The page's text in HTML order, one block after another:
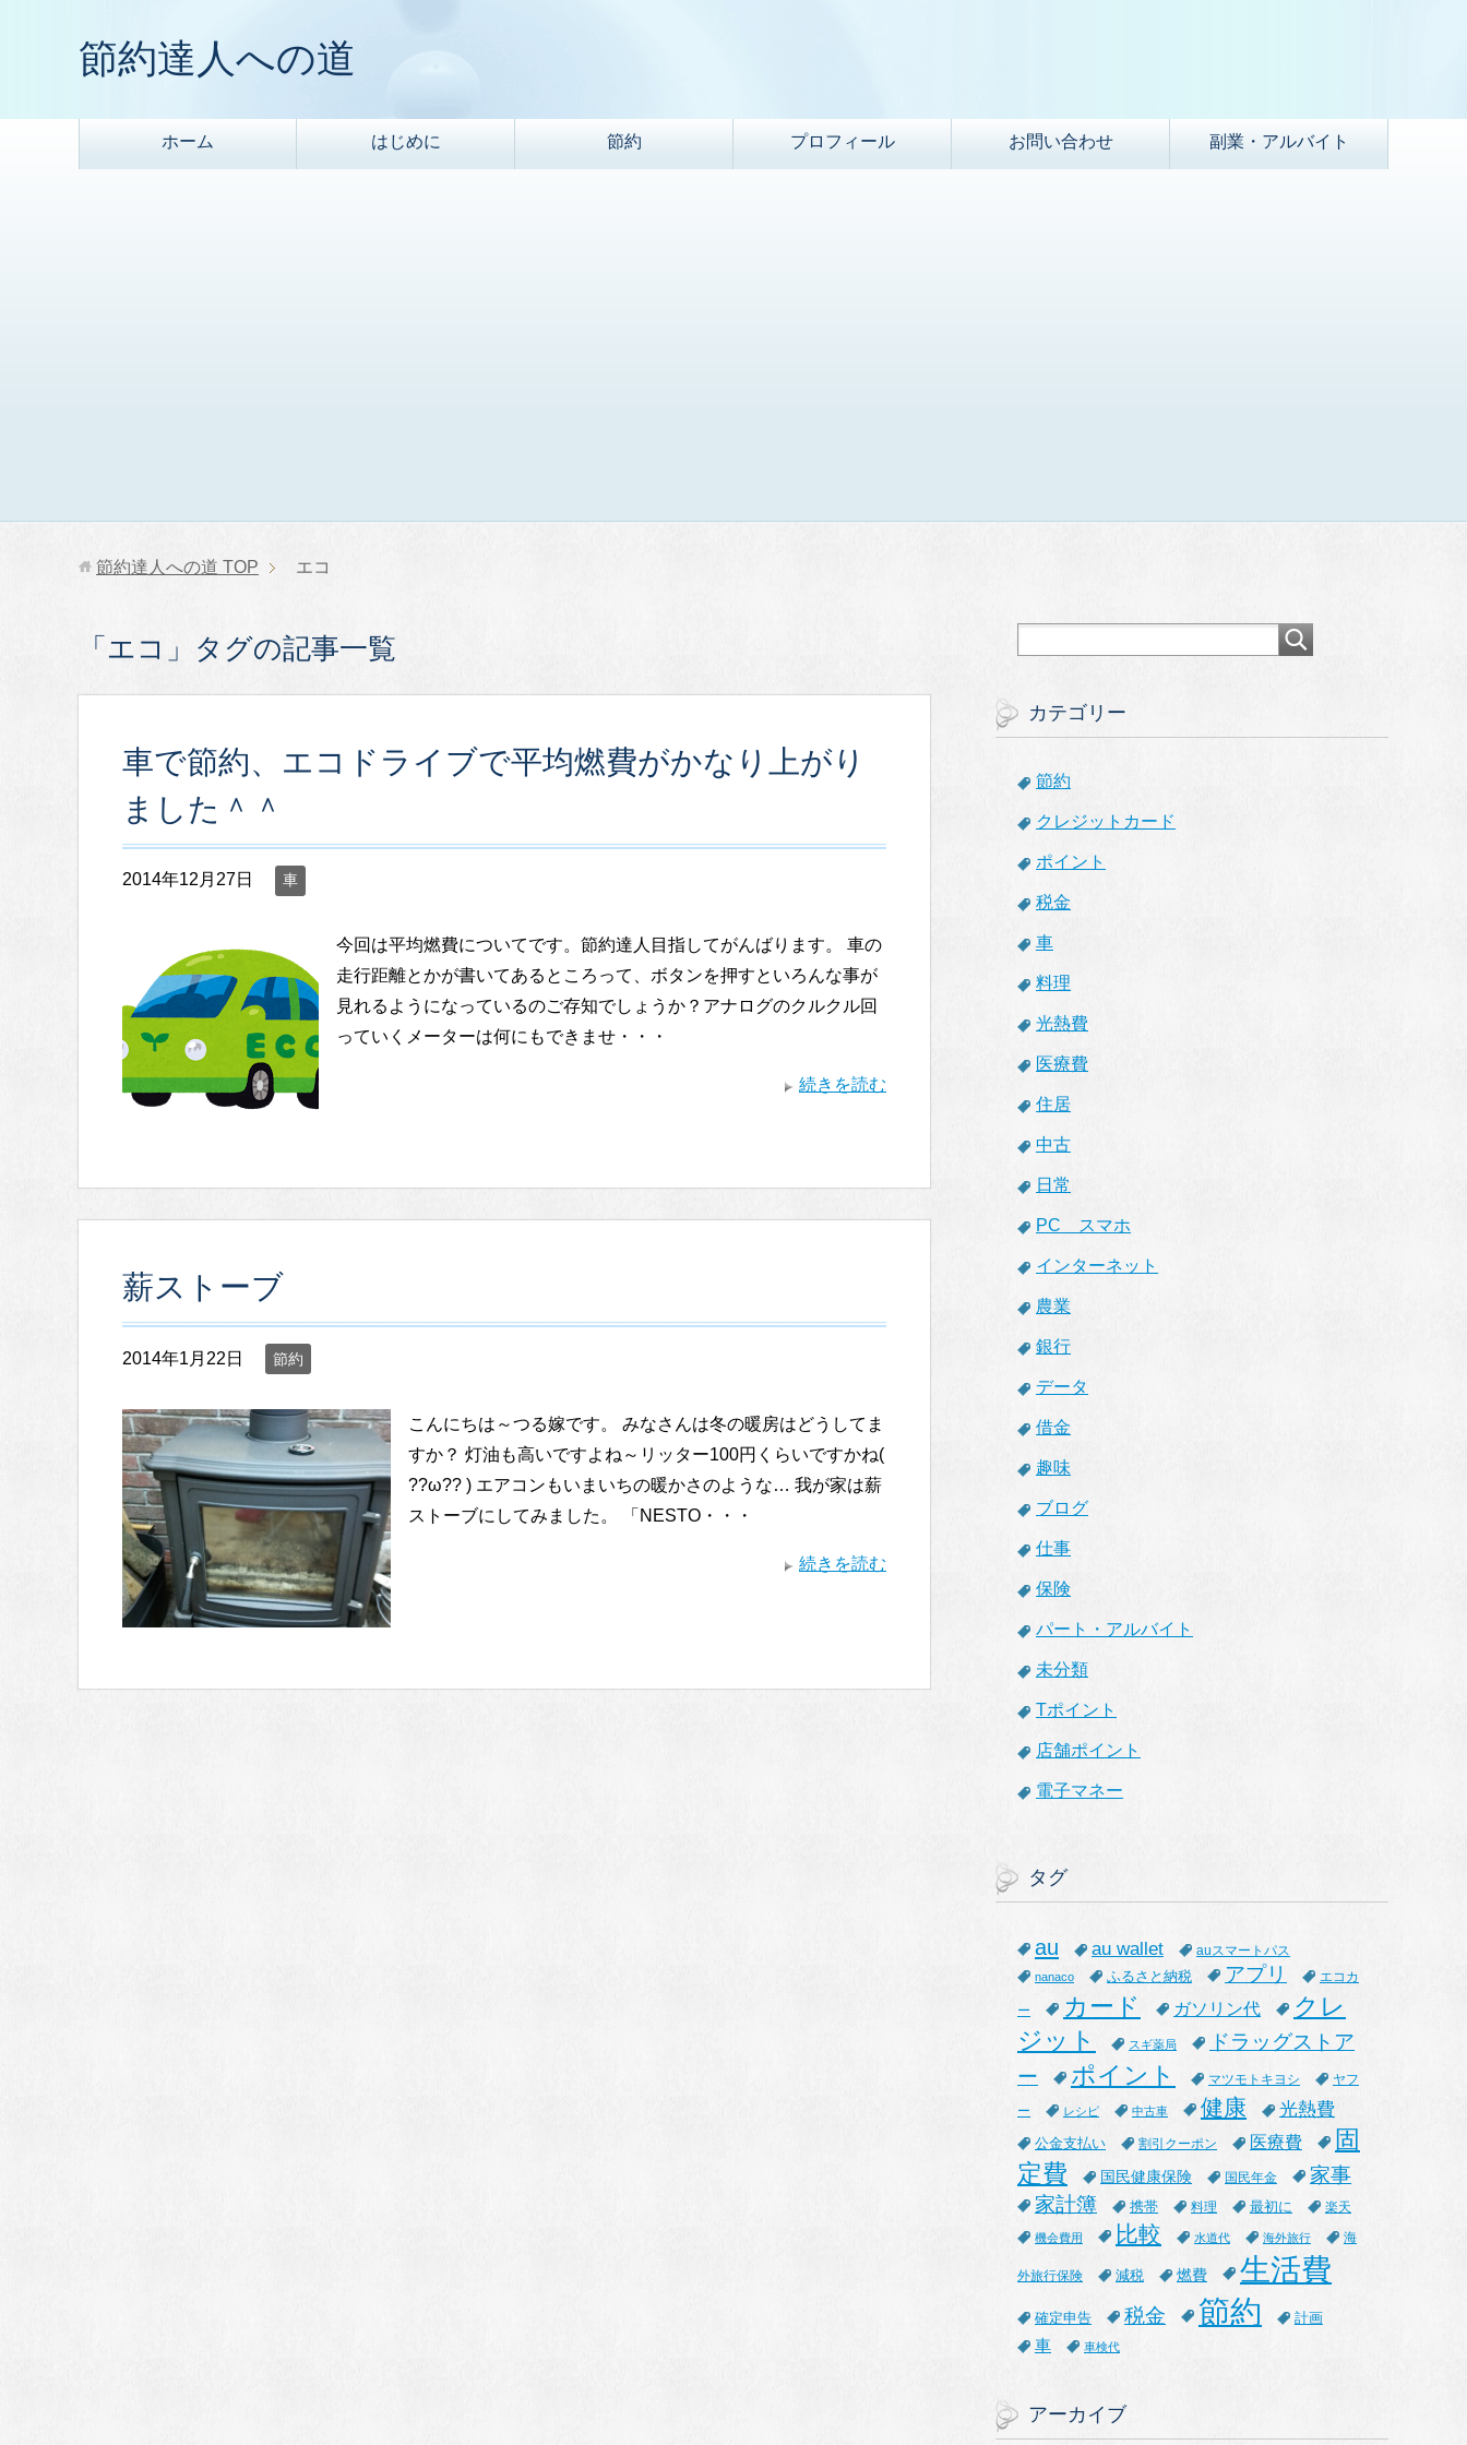
節約達人への道
ホーム はじめに 節約 プロフィール お問い合わせ 副業・アルバイト
節約達人への道 TOP エコ
「エコ」タグの記事一覧
車で節約、エコドライブで平均燃費がかなり上がり
ました＾＾
2014年12月27日 車
今回は平均燃費についてです。節約達人目指してがんばります。 車の
走行距離とかが書いてあるところって、ボタンを押すといろんな事が
見れるようになっているのご存知でしょうか？アナログのクルクル回
っていくメーターは何にもできませ・・・
続きを読む
薪ストーブ
2014年1月22日 節約
こんにちは～つる嫁です。 みなさんは冬の暖房はどうしてま
すか？ 灯油も高いですよね～リッター100円くらいですかね(
??ω?? ) エアコンもいまいちの暖かさのような… 我が家は薪
ストーブにしてみました。 「NESTO・・・
続きを読む
カテゴリー
節約
クレジットカード
ポイント
税金
車
料理
光熱費
医療費
住居
中古
日常
PC スマホ
インターネット
農業
銀行
データ
借金
趣味
ブログ
仕事
保険
パート・アルバイト
未分類
Tポイント
店舗ポイント
電子マネー
タグ
au au wallet auスマートパス
nanaco ふるさと納税 アプリ エコカ
ー カード ガソリン代
クレ
ジット
スギ薬局
ドラッグストア
ー
ポイント マツモトキヨシ ヤフ
ー レシピ 中古車 健康 光熱費
公金支払い 割引クーポン 医療費
固
定費
国民健康保険 国民年金
家事
家計簿
携帯 料理 最初に 楽天
機会費用 比較 水道代 海外旅行 海
外旅行保険 減税 燃費 生活費
確定申告 税金 節約 計画
車 車検代
アーカイブ